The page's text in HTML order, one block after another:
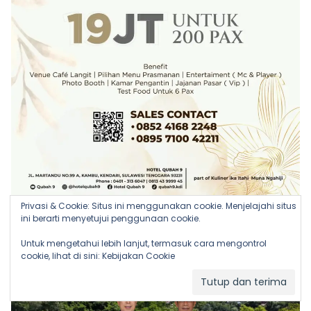
Privasi & Cookie: Situs ini menggunakan cookie. Menjelajahi situs
ini berarti menyetujui penggunaan cookie.
Untuk mengetahui lebih lanjut, termasuk cara mengontrol
cookie, lihat di sini: Kebijakan Cookie